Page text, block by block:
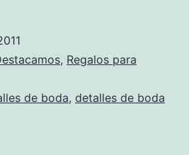
, Regalos para
de boda, detalles de boda